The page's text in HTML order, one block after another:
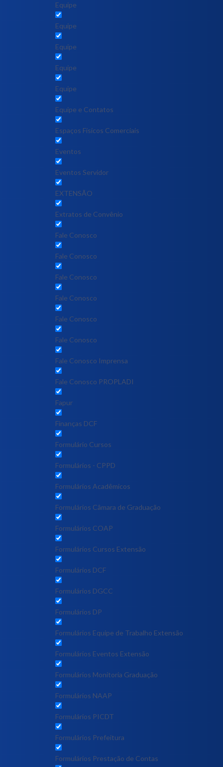
Equipe
Equipe
Equipe
Equipe
Equipe
Equipe e Contatos
Espaços Físicos Comerciais
Eventos
Eventos Servidor
EXTENSÃO
Extratos de Convênio
Fale Conosco
Fale Conosco
Fale Conosco
Fale Conosco
Fale Conosco
Fale Conosco
Fale Conosco Imprensa
Fale Conosco PROPLADI
Fapur
Finanças DCF
Formulário Cursos
Formulários - CPPD
Formulários Acadêmicos
Formulários Câmara de Graduação
Formulários COAP
Formulários Cursos Extensão
Formulários DCF
Formulários DGCC
Formulários DP
Formulários Equipe de Trabalho Extensão
Formulários Eventos Extensão
Formulários Monitoria Graduação
Formulários NAAP
Formulários PICDT
Formulários Prefeitura
Formulários Prestação de Contas